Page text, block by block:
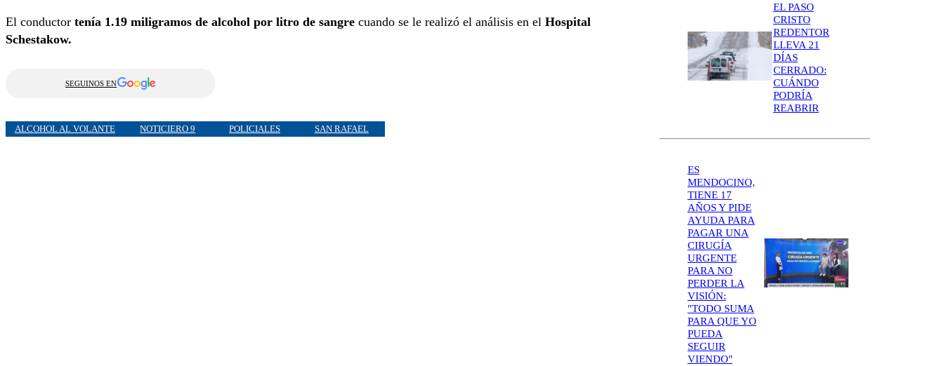
El conductor tenía 1.19 miligramos de alcohol por litro de sangre cuando se le realizó el análisis en el Hospital
Schestakow.
SEGUINOS EN
ALCOHOL AL VOLANTE NOTICIERO 9 POLICIALES SAN RAFAEL
EL PASO
CRISTO
REDENTOR
LLEVA 21
DÍAS
CERRADO:
CUÁNDO
PODRÍA
REABRIR
ES
MENDOCINO,
TIENE 17
AÑOS Y PIDE
AYUDA PARA
PAGAR UNA
CIRUGÍA
URGENTE
PARA NO
PERDER LA
VISIÓN:
"TODO SUMA
PARA QUE YO
PUEDA
SEGUIR
VIENDO"